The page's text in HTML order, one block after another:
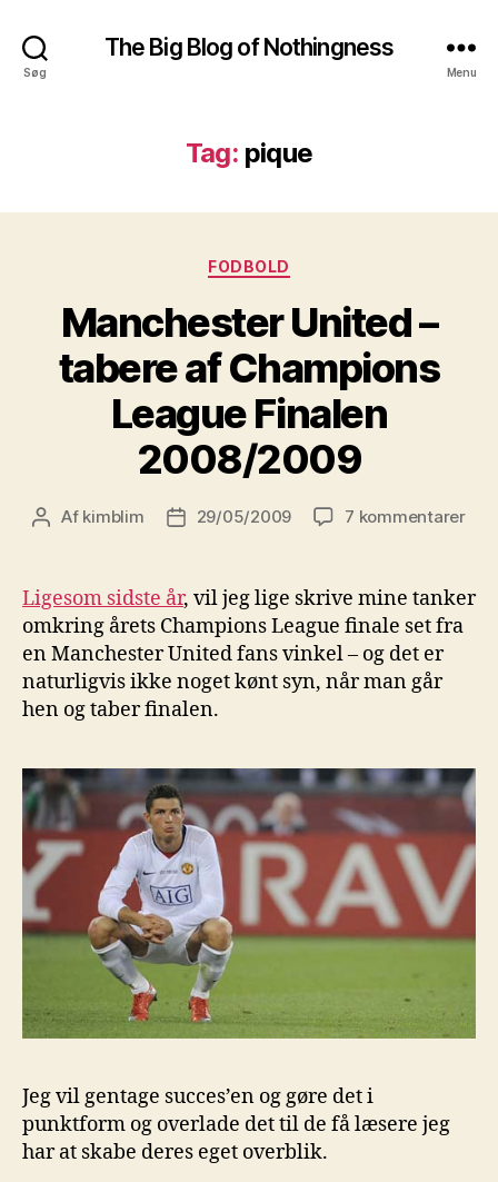
Søg
The Big Blog of Nothingness
Menu
Tag: pique
Kategorier
FODBOLD
Manchester United –
tabere af Champions
League Finalen
2008/2009
Indlægsforfatter
Af kimblim Indlægsdato
29/05/2009 7 kommentarertil
Ligesom sidste år, vil jeg lige skrive mine tanker
omkring årets Champions League finale set fra
en Manchester United fans vinkel – og det er
naturligvis ikke noget kønt syn, når man går
hen og taber finalen.
Jeg vil gentage succes’en og gøre det i
punktform og overlade det til de få læsere jeg
har at skabe deres eget overblik.